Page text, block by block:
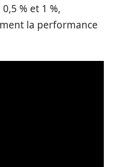
% et 1 %,
la performance